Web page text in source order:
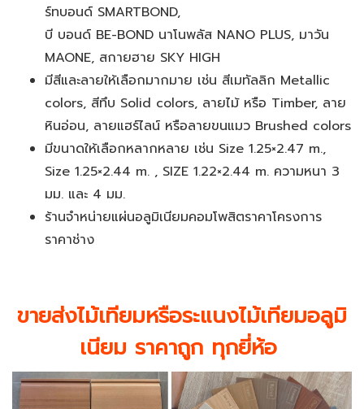
ร์ทบอนด์ SMARTBOND,
บี บอนด์ BE-BOND นาโนพลัส NANO PLUS, มาวัน
MAONE, สกายฮาย SKY HIGH
มีสีและลายให้เลือกมากมาย เช่น สีเมทัลลิก Metallic
colors, สีทึบ Solid colors, ลายไม้ หรือ Timber, ลาย
หินอ่อน, ลายแฮร์ไลน์ หรือลายขนแมว Brushed colors
มีขนาดให้เลือกหลากหลาย เช่น Size 1.25×2.47 m.,
Size 1.25×2.44 m. , SIZE 1.22×2.44 m. ความหนา 3
มม. และ 4 มม.
ร้านจำหน่ายแผ่นอลูมิเนียมคอมโพสิตราคาโครงการ
ราคาช่าง
ขายส่งไม้เทียมหรือระแนงไม้เทียมอลูมิ
เนียม ราคาถูก ทุกยี่ห้อ